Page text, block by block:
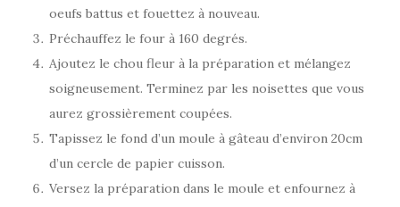
oeufs battus et fouettez à nouveau.
Préchauffez le four à 160 degrés.
Ajoutez le chou fleur à la préparation et mélangez
soigneusement. Terminez par les noisettes que vous
aurez grossièrement coupées.
Tapissez le fond d’un moule à gâteau d’environ 20cm
d’un cercle de papier cuisson.
Versez la préparation dans le moule et enfournez à